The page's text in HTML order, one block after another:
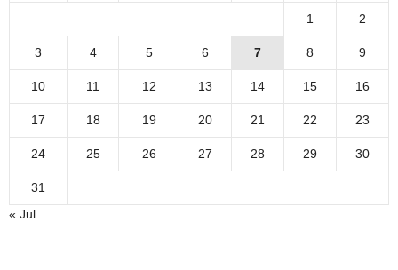
1 2
3 4 5 6 7 8 9
10 11 12 13 14 15 16
17 18 19 20 21 22 23
24 25 26 27 28 29 30
31
« Jul